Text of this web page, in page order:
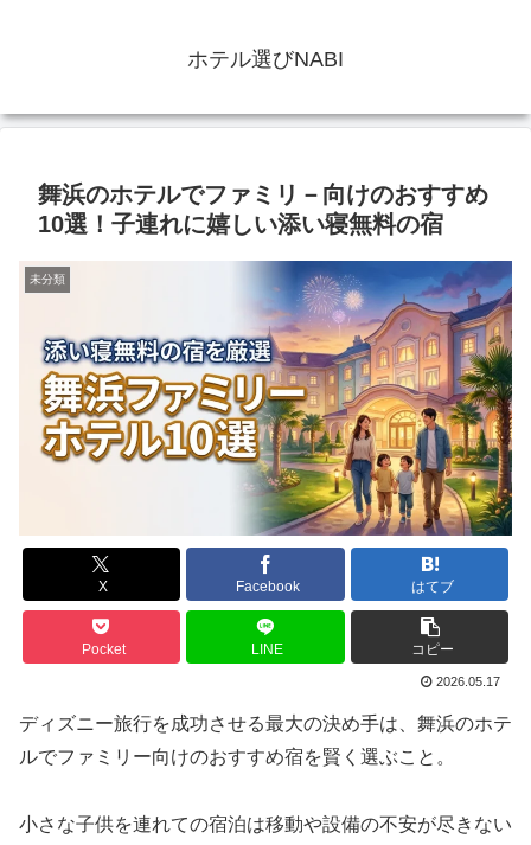
ホテル選びNABI
舞浜のホテルでファミリ－向けのおすすめ
10選！子連れに嬉しい添い寝無料の宿
未分類
X Facebook はてブ
Pocket LINE コピー
2026.05.17
ディズニー旅行を成功させる最大の決め手は、舞浜のホテ
ルでファミリー向けのおすすめ宿を賢く選ぶこと。
小さな子供を連れての宿泊は移動や設備の不安が尽きない